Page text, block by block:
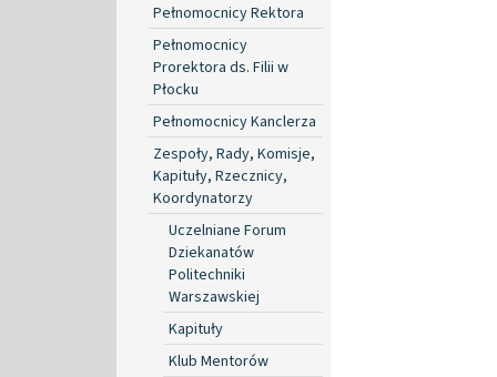
Pełnomocnicy Rektora
Pełnomocnicy
Prorektora ds. Filii w
Płocku
Pełnomocnicy Kanclerza
Zespoły, Rady, Komisje,
Kapituły, Rzecznicy,
Koordynatorzy
Uczelniane Forum
Dziekanatów
Politechniki
Warszawskiej
Kapituły
Klub Mentorów